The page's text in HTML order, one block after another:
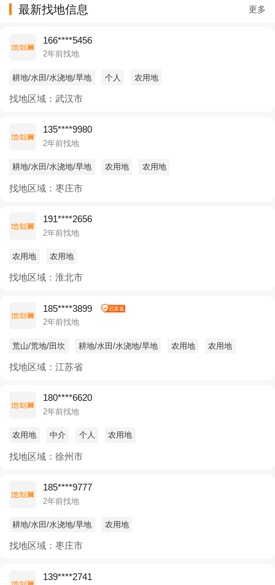
最新找地信息 更多
166****5456
2年前找地
耕地/水田/水浇地/旱地 个人 农用地
找地区域：武汉市
135****9980
2年前找地
耕地/水田/水浇地/旱地 农用地 农用地
找地区域：枣庄市
191****2656
2年前找地
农用地 农用地
找地区域：淮北市
185****3899
2年前找地
荒山/荒地/田坎 耕地/水田/水浇地/旱地 农用地 农用地
找地区域：江苏省
180****6620
2年前找地
农用地 中介 个人 农用地
找地区域：徐州市
185****9777
2年前找地
耕地/水田/水浇地/旱地 农用地
找地区域：枣庄市
139****2741